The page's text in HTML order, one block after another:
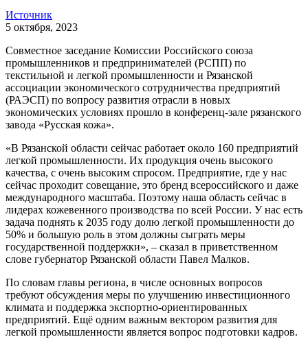
Источник
5 октября, 2023
Совместное заседание Комиссии Российского союза
промышленников и предпринимателей (РСПП) по
текстильной и легкой промышленности и Рязанской
ассоциации экономического сотрудничества предприятий
(РАЭСП) по вопросу развития отрасли в новых
экономических условиях прошло в конференц-зале рязанского
завода «Русская кожа».
«В Рязанской области сейчас работает около 160 предприятий
легкой промышленности. Их продукция очень высокого
качества, с очень высоким спросом. Предприятие, где у нас
сейчас проходит совещание, это бренд всероссийского и даже
международного масштаба. Поэтому наша область сейчас в
лидерах кожевенного производства по всей России. У нас есть
задача поднять к 2035 году долю легкой промышленности до
50% и большую роль в этом должны сыграть меры
государственной поддержки», – сказал в приветственном
слове губернатор Рязанской области Павел Малков.
По словам главы региона, в числе основных вопросов
требуют обсуждения меры по улучшению инвестиционного
климата и поддержка экспортно-ориентированных
предприятий. Ещё одним важным вектором развития для
легкой промышленности является вопрос подготовки кадров.